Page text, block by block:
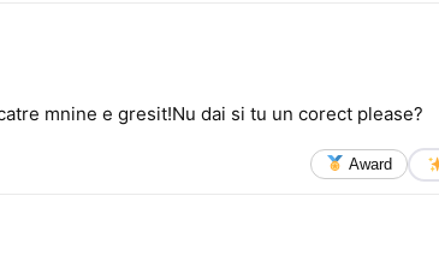
mnine e gresit!Nu dai si tu un corect please?
Award